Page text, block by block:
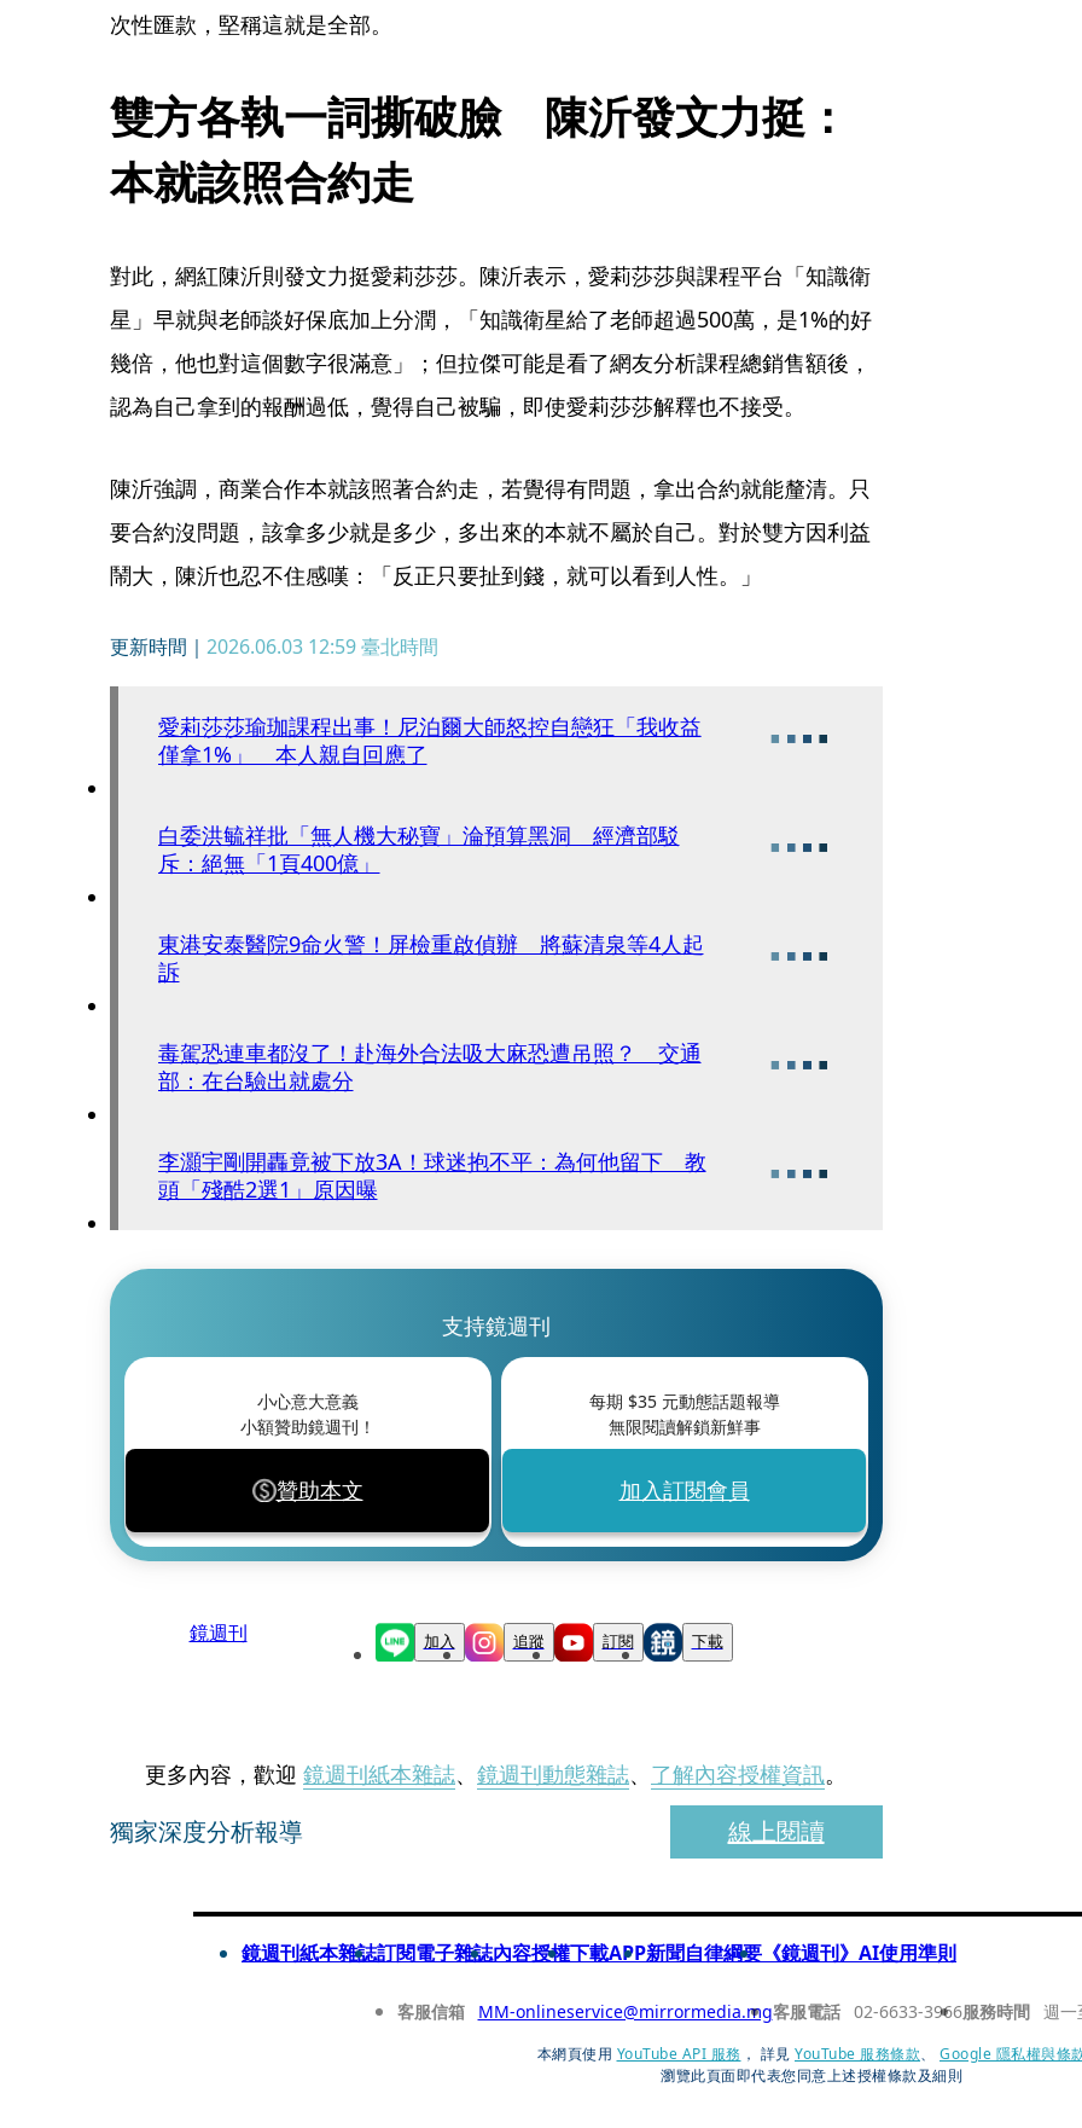
次性匯款，堅稱這就是全部。
雙方各執一詞撕破臉　陳沂發文力挺：
本就該照合約走
對此，網紅陳沂則發文力挺愛莉莎莎。陳沂表示，愛莉莎莎與課程平台「知識衛
星」早就與老師談好保底加上分潤，「知識衛星給了老師超過500萬，是1%的好
幾倍，他也對這個數字很滿意」；但拉傑可能是看了網友分析課程總銷售額後，
認為自己拿到的報酬過低，覺得自己被騙，即使愛莉莎莎解釋也不接受。
陳沂強調，商業合作本就該照著合約走，若覺得有問題，拿出合約就能釐清。只
要合約沒問題，該拿多少就是多少，多出來的本就不屬於自己。對於雙方因利益
鬧大，陳沂也忍不住感嘆：「反正只要扯到錢，就可以看到人性。」
更新時間｜ 2026.06.03 12:59臺北時間
愛莉莎莎瑜珈課程出事！尼泊爾大師怒控自戀狂「我收益
僅拿1%」 本人親自回應了
白委洪毓祥批「無人機大秘寶」淪預算黑洞 經濟部駁
斥：絕無「1頁400億」
東港安泰醫院9命火警！屏檢重啟偵辦 將蘇清泉等4人起
訴
毒駕恐連車都沒了！赴海外合法吸大麻恐遭吊照？ 交通
部：在台驗出就處分
李灝宇剛開轟竟被下放3A！球迷抱不平：為何他留下 教
頭「殘酷2選1」原因曝
支持鏡週刊
小心意大意義
小額贊助鏡週刊！
贊助本文
每期 $35元動態話題報導
無限閱讀解鎖新鮮事
加入訂閱會員
鏡週刊 加入 追蹤 訂閱 下載
更多內容，歡迎 鏡週刊紙本雜誌、 鏡週刊動態雜誌、 了解內容授權資訊。
獨家深度分析報導 線上閱讀
鏡週刊紙本雜誌訂閱電子雜誌內容授權下載APP新聞自律綱要 《鏡週刊》AI使用準則
客服信箱 MM-onlineservice@mirrormedia.mg客服電話 02-6633-3966服務時間 週一
本網頁使用 YouTube API 服務 ， 詳見 YouTube 服務條款、
Google 隱私權與條
瀏覽此頁面即代表您同意上述授權條款及細則